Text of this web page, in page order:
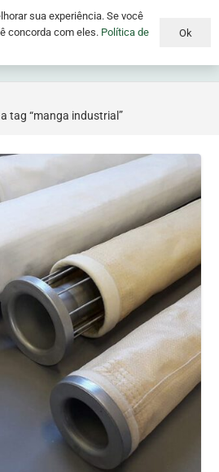
tag “manga industrial”
sua experiência. Se você
concorda com eles. Política de
Ok